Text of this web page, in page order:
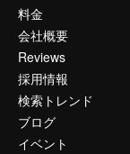
料金
会社概要
Reviews
採用情報
検索トレンド
ブログ
イベント